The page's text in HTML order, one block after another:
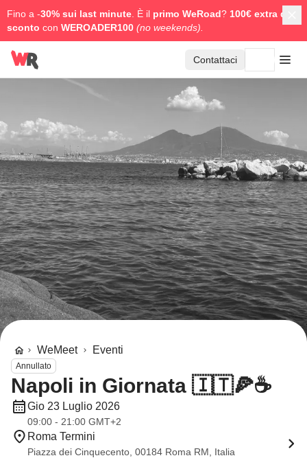
Fino a -30% sui last minute . È il primo WeRoad? 100€ extra di
sconto con WEROADER100 (no weekends).
Contattaci
WeMeet Eventi
Annullato
Napoli in Giornata 🇮🇹🍕☕️
Gio 23 Luglio 2026
09:00 - 21:00 GMT+2
Roma Termini
Piazza dei Cinquecento, 00184 Roma RM, Italia